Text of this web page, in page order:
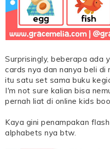
Surprisingly, beberapa ada
cards nya dan nanya beli di
itu satu set sama buku
I'm not sure kalian bisa
pernah liat di online kids
Kaya gini penampakan
alphabets nya btw.